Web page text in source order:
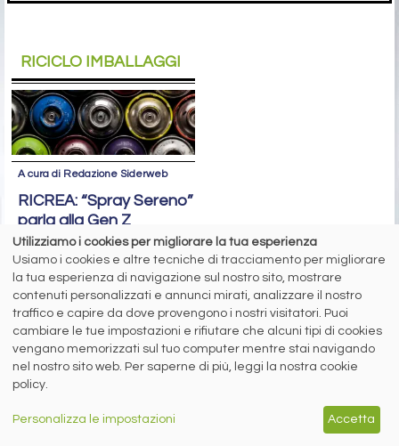
RICICLO IMBALLAGGI
A cura di Redazione Siderweb
RICREA: “Spray Sereno”
parla alla Gen Z
Oltre 6 milioni di contatti raggiunti
sui social network per la campagna
sul riciclo degli aerosol
siderweb
LA COMMUNITY DELL'ACCIAIO
Utilizziamo i cookies per migliorare la tua esperienza
Usiamo i cookies e altre tecniche di tracciamento per migliorare
la tua esperienza di navigazione sul nostro sito, mostrare
contenuti personalizzati e annunci mirati, analizzare il nostro
traffico e capire da dove provengono i nostri visitatori. Puoi
cambiare le tue impostazioni e rifiutare che alcuni tipi di cookies
vengano memorizzati sul tuo computer mentre stai navigando
nel nostro sito web. Per saperne di più, leggi la nostra cookie
policy.
Personalizza le impostazioni Accetta